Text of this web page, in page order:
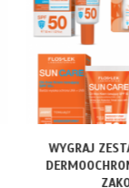
WYGRAJ